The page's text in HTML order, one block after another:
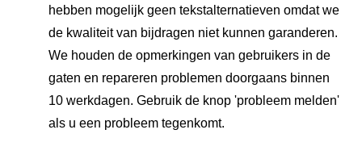
hebben mogelijk geen tekstalternatieven omdat we
de kwaliteit van bijdragen niet kunnen garanderen.
We houden de opmerkingen van gebruikers in de
gaten en repareren problemen doorgaans binnen
10 werkdagen. Gebruik de knop 'probleem melden'
als u een probleem tegenkomt.